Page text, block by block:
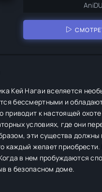
Кей Нагаи вселяется
бессмертными и
приводит к настоящей
условиях, где они
эти существа
каждый желает
в нем пробуждаются
в безопасном доме.